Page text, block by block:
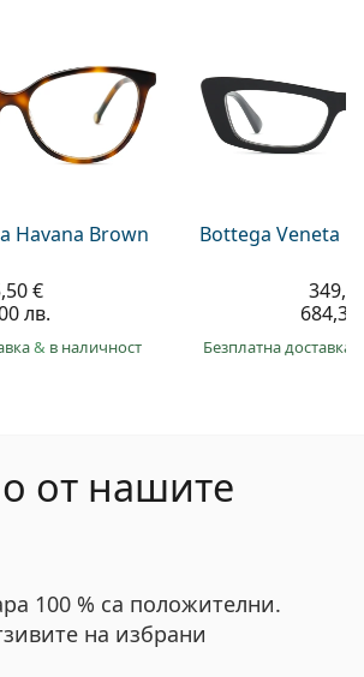
Havana Brown
€
лв.
& в наличност
Bottega Veneta
Безплатна доставка
от нашите
100 % са положителни.
на избрани